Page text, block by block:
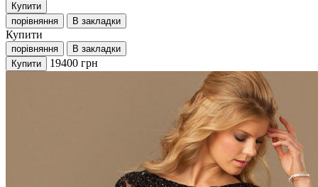
Купити
порівняння
В закладки
Купити
порівняння
В закладки
Купити
19400 грн